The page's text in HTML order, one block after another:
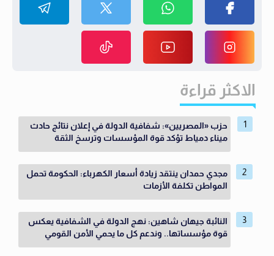
الاكثر قراءة
حزب «المصريين»: شفافية الدولة في إعلان نتائج حادث
ميناء دمياط تؤكد قوة المؤسسات وترسخ الثقة
مجدي حمدان ينتقد زيادة أسعار الكهرباء: الحكومة تحمل
المواطن تكلفة الأزمات
النائبة جيهان شاهين: نهج الدولة في الشفافية يعكس
قوة مؤسساتها.. وندعم كل ما يحمي الأمن القومي